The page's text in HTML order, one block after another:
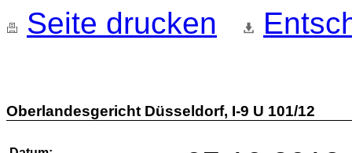
Seite drucken
Oberlandesgericht Düsseldorf, I-9 U 101/12